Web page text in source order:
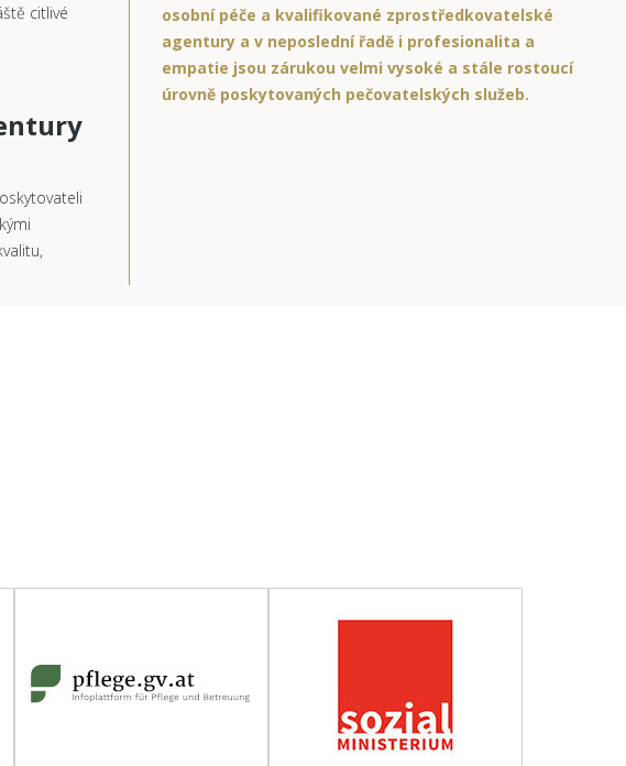
citlivé
osobní péče a kvalifikované zprostředkovatelské
agentury a v neposlední řadě i profesionalita a
empatie jsou zárukou velmi vysoké a stále rostoucí
úrovně poskytovaných pečovatelských služeb.